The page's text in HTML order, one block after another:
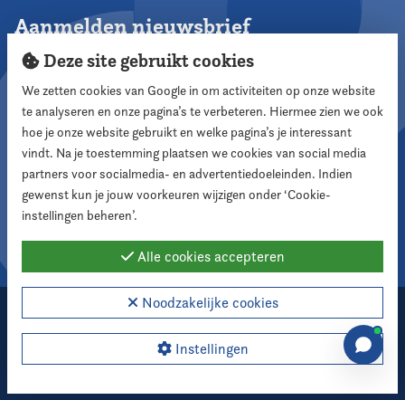
Aanmelden nieuwsbrief
Aanmelden
Volg ons
2026 Nederlandse Vereniging voor Raadsleden
Cookie instellingen
Deze site gebruikt cookies
We zetten cookies van Google in om activiteiten op onze website
te analyseren en onze pagina’s te verbeteren. Hiermee zien we ook
hoe je onze website gebruikt en welke pagina’s je interessant
vindt. Na je toestemming plaatsen we cookies van social media
partners voor socialmedia- en advertentiedoeleinden. Indien
gewenst kun je jouw voorkeuren wijzigen onder ‘Cookie-
instellingen beheren’.
Alle cookies accepteren
Noodzakelijke cookies
Instellingen